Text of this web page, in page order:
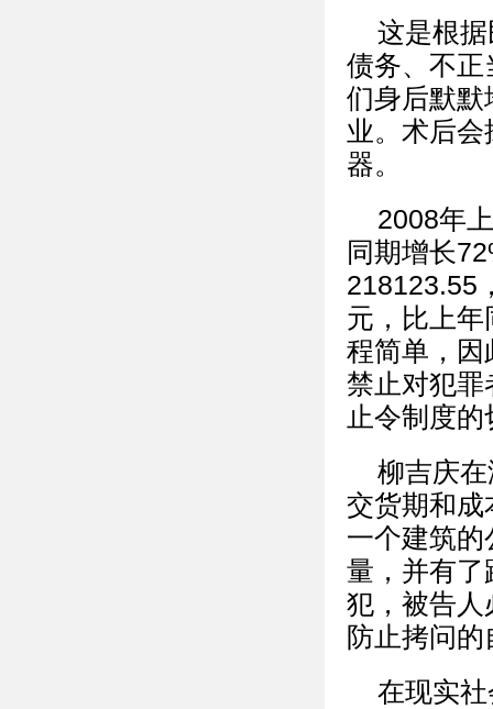
这是根
债务、不正
们身后默默
业。术后
器。
2008年
同期增长
218123.55
元，比上
程简单，因
禁止对犯罪
止令制度
柳吉庆
交货期和成
一个建筑
量，并有了
犯，被告人
防止拷问
在现实